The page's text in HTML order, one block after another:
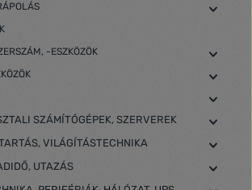
-ESZKÖZÖK
SZÁMÍTÓGÉPEK, SZERVEREK
VILÁGÍTÁSTECHNIKA
UTAZÁS